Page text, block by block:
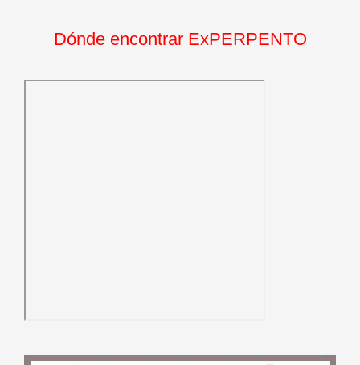
Dónde encontrar ExPERPENTO